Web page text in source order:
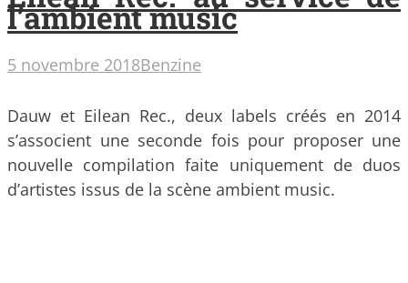
l’ambient music
5 novembre 2018Benzine
Dauw et Eilean Rec., deux labels créés en 2014
s’associent une seconde fois pour proposer une
nouvelle compilation faite uniquement de duos
d’artistes issus de la scène ambient music.